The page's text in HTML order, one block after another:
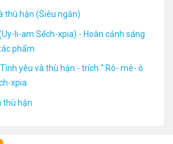
thù hận (Siêu ngắn)
li-am Sếch-xpia) - Hoàn cảnh sáng
phẩm
yêu và thù hận - trích “ Rô- mê- ô
xpia
thù hận